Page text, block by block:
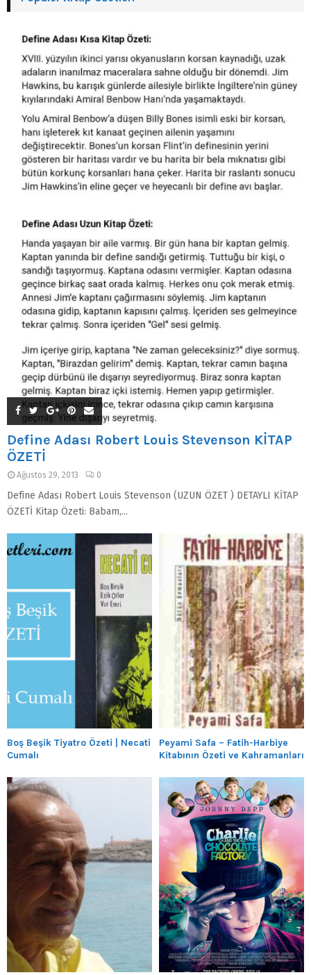
Define Adası Robert Louis Stevenson KİTAP
ÖZETİ
Ağustos 29, 2013 0
Define Adası Robert Louis Stevenson (UZUN ÖZET ) DETAYLI KİTAP
ÖZETİ Kitap Özeti: Babam,...
Boş Beşik Tiyatro Özeti | Necati
Cumalı
Peyami Safa – Fatih-Harbiye
Kitabının Özeti ve Kahramanları